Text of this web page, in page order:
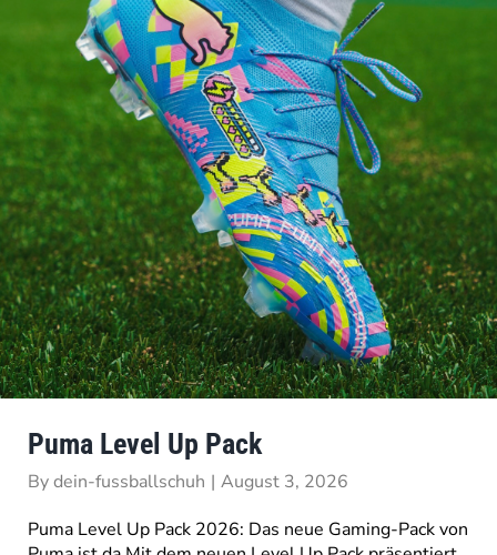
Puma Level Up Pack
Bydein-fussballschuh | August 3, 2026
Puma Level Up Pack 2026: Das neue Gaming-Pack von